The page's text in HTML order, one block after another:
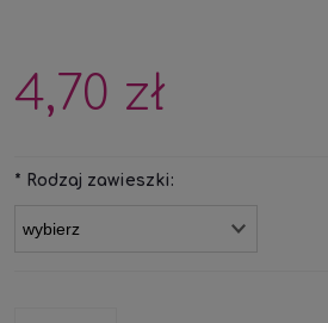
CENA NIE ZAWIERA
4,70 zł
* Rodzaj zawieszki: